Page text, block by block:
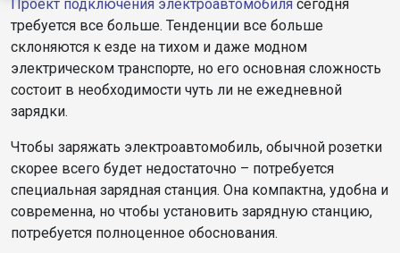
Проект подключения электроавтомобиля сегодня
требуется все больше. Тенденции все больше
склоняются к езде на тихом и даже модном
электрическом транспорте, но его основная сложность
состоит в необходимости чуть ли не ежедневной
зарядки.
Чтобы заряжать электроавтомобиль, обычной розетки
скорее всего будет недостаточно – потребуется
специальная зарядная станция. Она компактна, удобна и
современна, но чтобы установить зарядную станцию,
потребуется полноценное обоснования.